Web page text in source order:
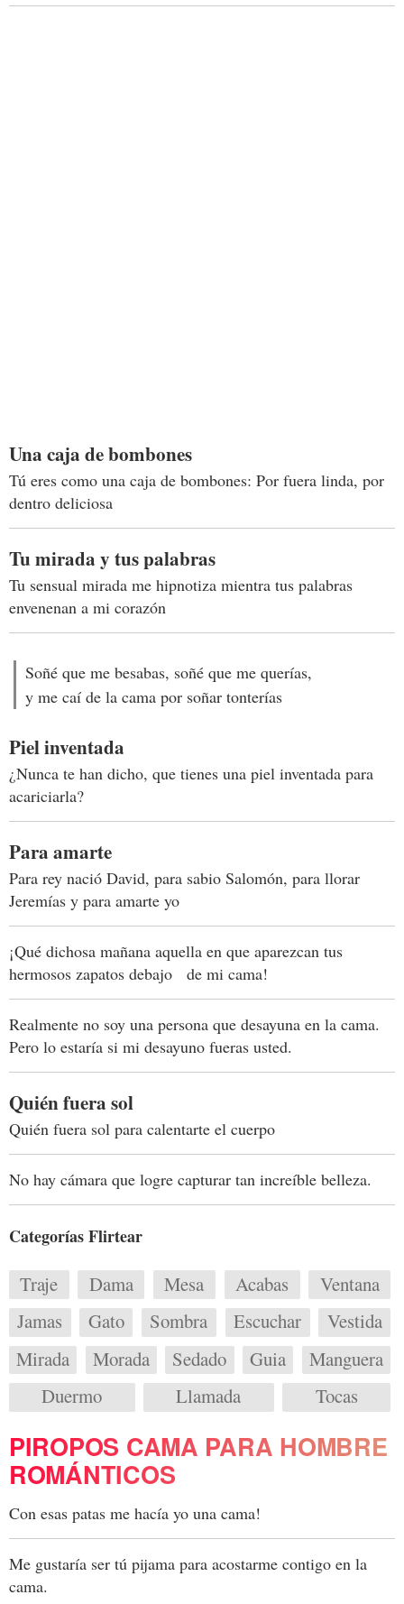
Una caja de bombones
Tú eres como una caja de bombones: Por fuera linda, por
dentro deliciosa
Tu mirada y tus palabras
Tu sensual mirada me hipnotiza mientra tus palabras
envenenan a mi corazón
Soñé que me besabas, soñé que me querías,
y me caí de la cama por soñar tonterías
Piel inventada
¿Nunca te han dicho, que tienes una piel inventada para
acariciarla?
Para amarte
Para rey nació David, para sabio Salomón, para llorar
Jeremías y para amarte yo
¡Qué dichosa mañana aquella en que aparezcan tus
hermosos zapatos debajo de mi cama!
Realmente no soy una persona que desayuna en la cama.
Pero lo estaría si mi desayuno fueras usted.
Quién fuera sol
Quién fuera sol para calentarte el cuerpo
No hay cámara que logre capturar tan increíble belleza.
Categorías Flirtear
Traje Dama Mesa Acabas
Ventana
Jamas
Gato Sombra Escuchar
Vestida
Mirada
Morada Sedado Guia
Manguera
Duermo
Llamada Tocas
PIROPOS CAMA PARA HOMBRE
ROMÁNTICOS
Con esas patas me hacía yo una cama!
Me gustaría ser tú pijama para acostarme contigo en la
cama.